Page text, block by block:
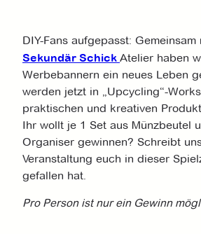
DIY-Fans aufgepasst: Gemeinsam
Sekundär Schick Atelier haben
Werbebannern ein neues Leben
werden jetzt in „Upcycling“-
praktischen und kreativen
Ihr wollt je 1 Set aus Münzbeutel
Organiser gewinnen? Schreibt
Veranstaltung euch in dieser
gefallen hat.
Pro Person ist nur ein Gewinn